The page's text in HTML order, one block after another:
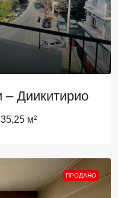
– Диикитирио
35,25 м²
ПРОДАНО